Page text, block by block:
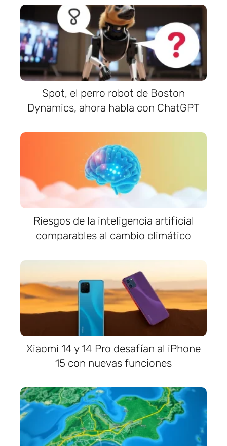
Spot, el perro robot de Boston
Dynamics, ahora habla con ChatGPT
Riesgos de la inteligencia artificial
comparables al cambio climático
Xiaomi 14 y 14 Pro desafían al iPhone
15 con nuevas funciones